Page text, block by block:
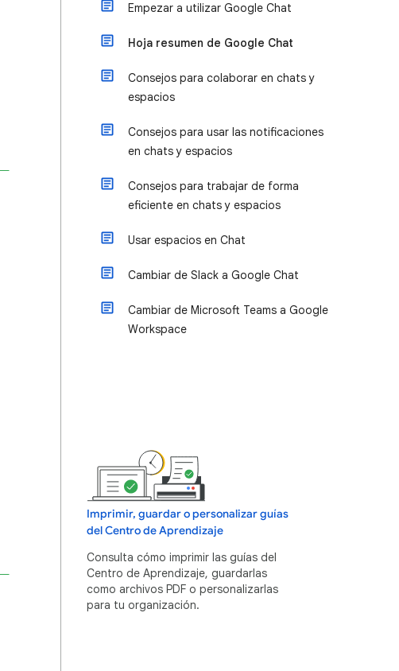
Empezar a utilizar Google Chat
Hoja resumen de Google Chat
Consejos para colaborar en chats y
espacios
Consejos para usar las notificaciones
en chats y espacios
Consejos para trabajar de forma
eficiente en chats y espacios
Usar espacios en Chat
Cambiar de Slack a Google Chat
Cambiar de Microsoft Teams a Google
Workspace
Imprimir, guardar o personalizar guías
del Centro de Aprendizaje
Consulta cómo imprimir las guías del
Centro de Aprendizaje, guardarlas
como archivos PDF o personalizarlas
para tu organización.